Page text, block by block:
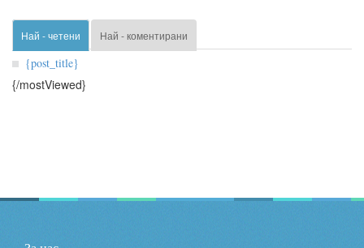
Най - четени Най - коментирани
{post_title}
{/mostViewed}